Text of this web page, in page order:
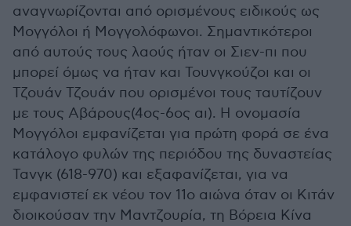
αναγνωρίζονται από ορισμένους ειδικούς ως
Μογγόλοι ή Μογγολόφωνοι. Σημαντικότεροι
από αυτούς τους λαούς ήταν οι Σιεν-πι που
μπορεί όμως να ήταν και Τουνγκούζοι και οι
Τζουάν Τζουάν που ορισμένοι τους ταυτίζουν
με τους Αβάρους(4ος-6ος αι). Η ονομασία
Μογγόλοι εμφανίζεται για πρώτη φορά σε ένα
κατάλογο φυλών της περιόδου της δυναστείας
Τανγκ (618-970) και εξαφανίζεται, για να
εμφανιστεί εκ νέου τον 11ο αιώνα όταν οι Κιτάν
διοικούσαν την Μαντζουρία, τη Βόρεια Κίνα